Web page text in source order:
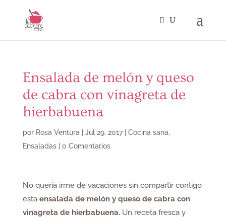
Ensalada de melón y queso
de cabra con vinagreta de
hierbabuena
por Rosa Ventura Jul 29, 2017| Cocina sana,
Ensaladas| 0 Comentarios
No quería irme de vacaciones sin compartir contigo
esta ensalada de melón y queso de cabra con
vinagreta de hierbabuena. Un receta fresca y